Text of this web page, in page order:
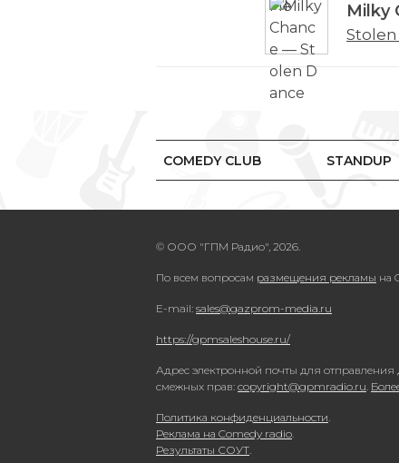
Milky
COMEDY CLUB STANDUP
© ООО "ГПМ Радио", 2026.
По всем вопросам размещения рекламы на
E-mail: sales@gazprom-media.ru
https://gpmsaleshouse.ru/
Адрес электронной почты для
смежных прав: copyright@gpmradio.ru.
Политика конфиденциальности.
Реклама на Comedy radio.
Результаты СОУТ.